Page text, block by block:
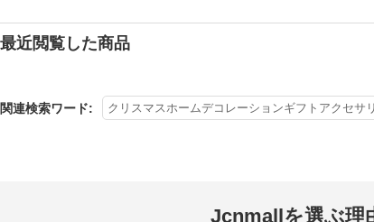
最近閲覧した商品
関連検索ワード: クリスマスホームデコレーションギフトアクセサ
Jcnmallを選ぶ理